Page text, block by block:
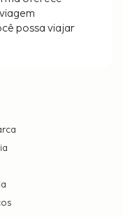
possa viajar